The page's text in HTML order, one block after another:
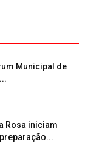
Municipal de
Rosa iniciam